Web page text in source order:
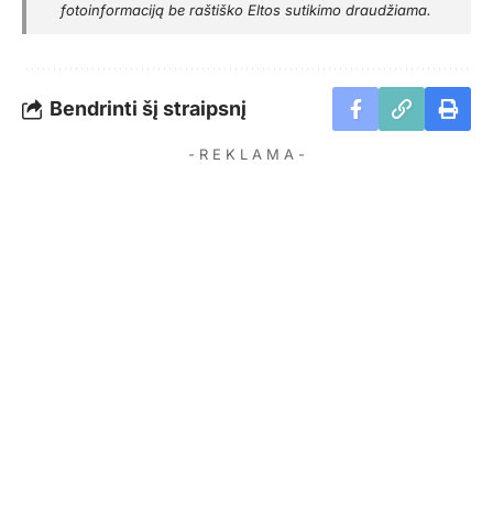
fotoinformaciją be raštiško Eltos sutikimo draudžiama.
Bendrinti šį straipsnį
- R E K L A M A -